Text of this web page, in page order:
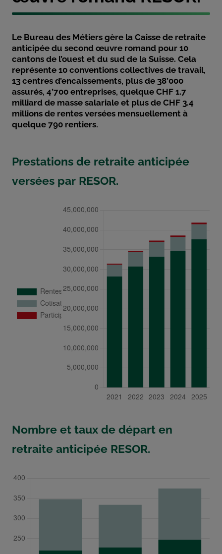
Le Bureau des Métiers gère la Caisse de retraite
anticipée du second œuvre romand pour 10
cantons de l’ouest et du sud de la Suisse. Cela
représente 10 conventions collectives de travail,
13 centres d’encaissements, plus de 38’000
assurés, 4’700 entreprises, quelque CHF 1.7
milliard de masse salariale et plus de CHF 3.4
millions de rentes versées mensuellement à
quelque 790 rentiers.
Prestations de retraite anticipée
versées par RESOR.
Nombre et taux de départ en
retraite anticipée RESOR.